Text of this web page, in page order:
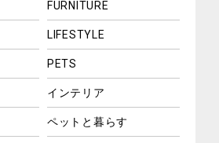
FURNITURE
LIFESTYLE
PETS
インテリア
ペットと暮らす